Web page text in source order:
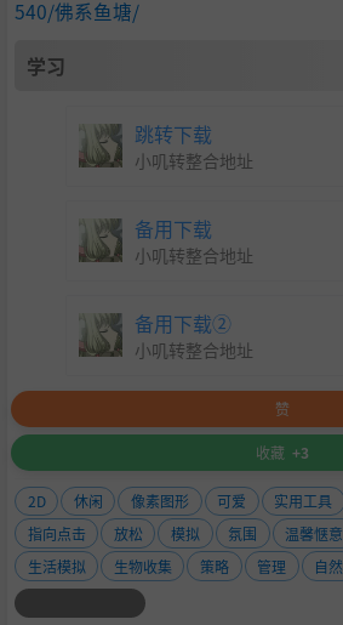
540/佛系鱼塘/
学习
跳转下载
小叽转整合地址
备用下载
小叽转整合地址
备用下载②
小叽转整合地址
赞
收藏 +3
2D 休闲 像素图形 可爱 实用工具
指向点击
放松 模拟 氛围 温馨惬意
生活模拟
生物收集 策略 管理 自然